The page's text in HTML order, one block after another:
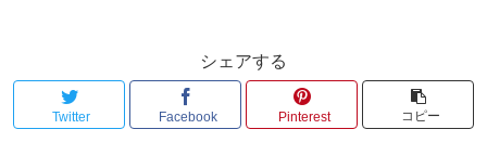
シェアする
Twitter Facebook Pinterest コピー